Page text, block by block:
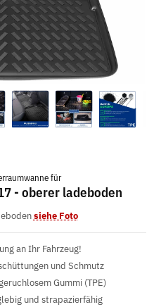
für
- oberer ladeboden
siehe Foto
an Ihr Fahrzeug!
und Schmutz
Gummi (TPE)
und strapazierfähig